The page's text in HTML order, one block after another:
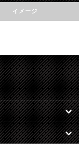
イメージ